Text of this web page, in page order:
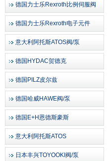
德国力士乐Rexroth比例伺服阀
德国力士乐Rexroth电子元件
意大利阿托斯ATOS阀/泵
德国HYDAC贺德克
德国PILZ皮尔兹
德国哈威HAWE阀/泵
德国E+H恩德斯豪斯
意大利阿托斯ATOS
日本丰兴TOYOOKI阀/泵